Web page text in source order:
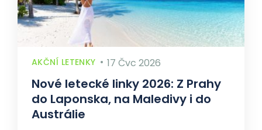
AKČNÍ LETENKY 17 Čvc 2026
Nové letecké linky 2026: Z Prahy
do Laponska, na Maledivy i do
Austrálie